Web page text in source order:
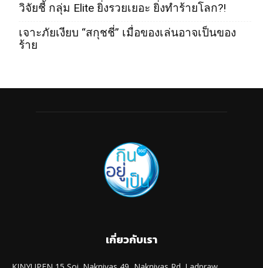
วิจัยชี้ กลุ่ม Elite ยิ่งรวยเยอะ ยิ่งทำร้ายโลก?!
เจาะภัยเงียบ “สกุชชี่” เมื่อของเล่นอาจเป็นของ
ร้าย
เกี่ยวกับเรา